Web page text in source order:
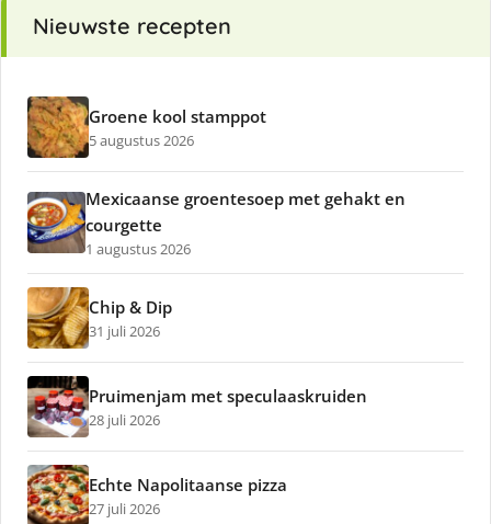
Nieuwste recepten
Groene kool stamppot
5 augustus 2026
Mexicaanse groentesoep met gehakt en
courgette
1 augustus 2026
Chip & Dip
31 juli 2026
Pruimenjam met speculaaskruiden
28 juli 2026
Echte Napolitaanse pizza
27 juli 2026